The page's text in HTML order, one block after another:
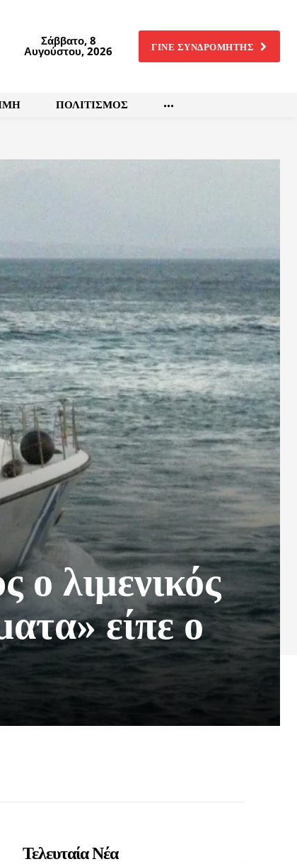
Σάββατο, 8
Αυγούστου, 2026 ΓΙΝΕ ΣΥΝΔΡΟΜΗΤΗΣ
ΠΟΛΙΤΙΣΜΟΣ
ο λιμενικός
είπε ο
Τελευταία Νέα